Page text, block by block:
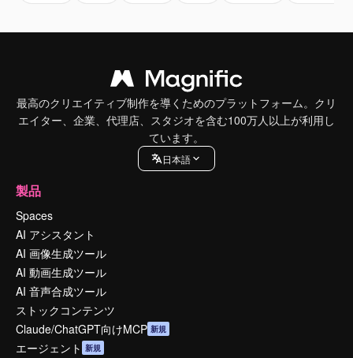
最高のクリエイティブ制作を導くためのプラットフォーム。クリ
エイター、企業、代理店、スタジオを含む100万人以上が利用し
ています。
日本語
製品
Spaces
AI アシスタント
AI 画像生成ツール
AI 動画生成ツール
AI 音声合成ツール
ストックコンテンツ
Claude/ChatGPT向けMCP 新規
エージェント 新規